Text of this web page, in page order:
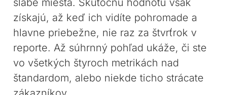
získajú, až keď ich vidíte pohromade a
hlavne priebežne, nie raz za štvrťrok v
reporte. Až súhrnný pohľad ukáže, či ste
vo všetkých štyroch metrikách nad
štandardom, alebo niekde ticho strácate